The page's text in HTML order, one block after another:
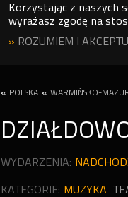
Korzystając z naszych
wyrażasz zgodę na
» ROZUMIEM I
« POLSKA « WARMIŃSKO-
WYDARZENIA:
KATEGORIE: MUZYKA